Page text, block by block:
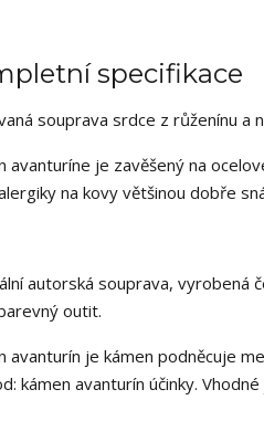
specifikace
souprava srdce z růženínu a
avanturíne je zavěšený na
na kovy většinou dobře
autorská souprava, vyrobená
outit.
avanturín je kámen podněcuje
kámen avanturín účinky.